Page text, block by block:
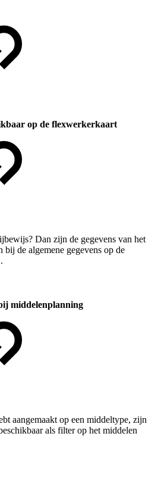
op de flexwerkerkaart
Dan zijn de gegevens van het
de algemene gegevens op de
middelenplanning
aangemaakt op een middeltype, zijn
als filter op het middelen